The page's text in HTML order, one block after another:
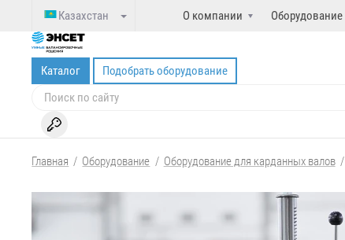
Казахстан О компании Оборудование
Каталог Подобрать оборудование
Главная / Оборудование / Оборудование для карданных валов /